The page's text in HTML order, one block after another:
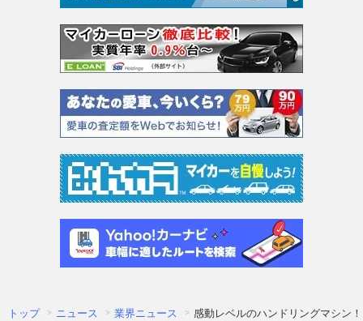
トップ ニュース 業界ニュース 感動レベルのハンドリングマシン